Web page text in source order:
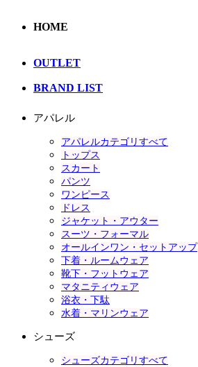
HOME
OUTLET
BRAND LIST
アパレル
アパレルカテゴリすべて
トップス
スカート
パンツ
ワンピース
ドレス
ジャケット・アウター
スーツ・フォーマル
オールインワン・セットアップ
下着・ルームウェア
靴下・フットウェア
マタニティウェア
浴衣・下駄
水着・マリンウェア
シューズ
シューズカテゴリすべて